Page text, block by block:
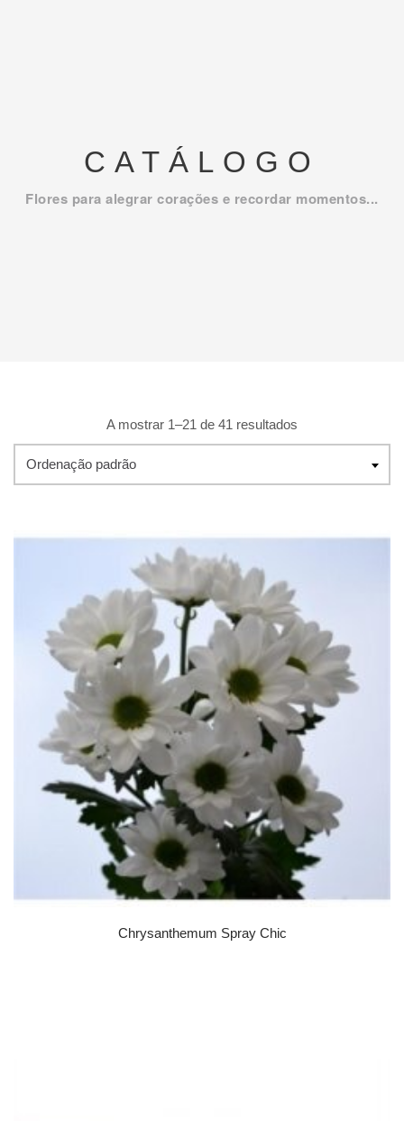
CATÁLOGO
Flores para alegrar corações e recordar momentos...
A mostrar 1–21 de 41 resultados
Ordenação padrão
Chrysanthemum Spray Chic